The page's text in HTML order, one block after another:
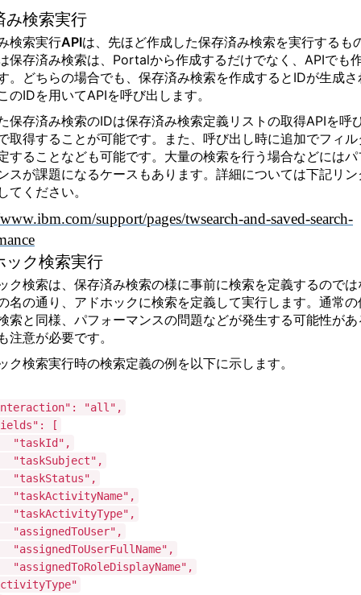
み検索実行
検索実行APIは、先ほど作成した保存済み検索を実行するも
保存済み検索は、Portalから作成するだけでなく、APIでも
。どちらの場合でも、保存済み検索を作成するとIDが生成さ
のIDを用いてAPIを呼び出します。
保存済み検索のIDは保存済み検索定義リストの取得APIを呼
取得することが可能です。また、呼び出し時に追加でフィル
することなども可能です。大量の検索を行う場合などにはパ
スが課題になるケースもあります。詳細については下記リン
てください。
support/pages/twsearch-and-saved-search-
ック検索実行
ク検索は、保存済み検索の様に事前に検索を定義するのでは
名の通り、アドホックに検索を定義して実行します。通常の
索と同様、パフォーマンスの問題などが発生する可能性があ
注意が必要です。
ク検索実行時の検索定義の例を以下に示します。
"all",
[